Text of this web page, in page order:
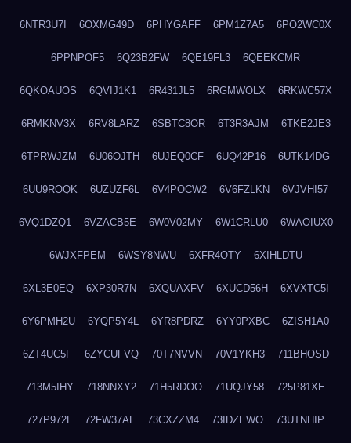
6NTR3U7I 6OXMG49D 6PHYGAFF 6PM1Z7A5 6PO2WC0X
6PPNPOF5 6Q23B2FW 6QE19FL3 6QEEKCMR
6QKOAUOS 6QVIJ1K1 6R431JL5 6RGMWOLX 6RKWC57X
6RMKNV3X 6RV8LARZ 6SBTC8OR 6T3R3AJM 6TKE2JE3
6TPRWJZM 6U06OJTH 6UJEQ0CF 6UQ42P16 6UTK14DG
6UU9ROQK 6UZUZF6L 6V4POCW2 6V6FZLKN 6VJVHI57
6VQ1DZQ1 6VZACB5E 6W0V02MY 6W1CRLU0 6WAOIUX0
6WJXFPEM 6WSY8NWU 6XFR4OTY 6XIHLDTU
6XL3E0EQ 6XP30R7N 6XQUAXFV 6XUCD56H 6XVXTC5I
6Y6PMH2U 6YQP5Y4L 6YR8PDRZ 6YY0PXBC 6ZISH1A0
6ZT4UC5F 6ZYCUFVQ 70T7NVVN 70V1YKH3 711BHOSD
713M5IHY 718NNXY2 71H5RDOO 71UQJY58 725P81XE
727P972L 72FW37AL 73CXZZM4 73IDZEWO 73UTNHIP